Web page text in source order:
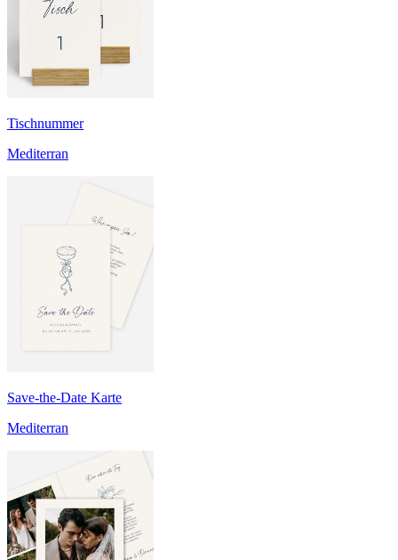
Tischnummer
Mediterran
Save-the-Date Karte
Mediterran